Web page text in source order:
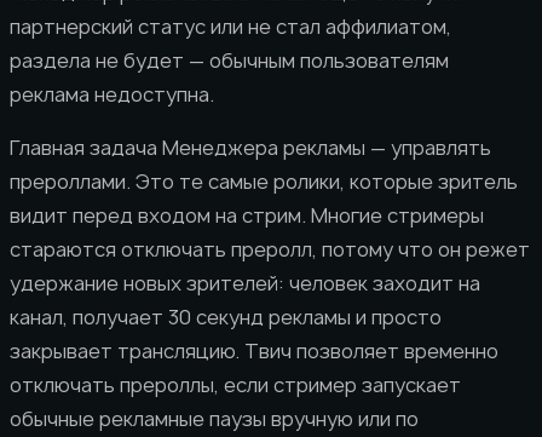
партнерский статус или не стал аффилиатом,
раздела не будет — обычным пользователям
реклама недоступна.
Главная задача Менеджера рекламы — управлять
прероллами. Это те самые ролики, которые зритель
видит перед входом на стрим. Многие стримеры
стараются отключать преролл, потому что он режет
удержание новых зрителей: человек заходит на
канал, получает 30 секунд рекламы и просто
закрывает трансляцию. Твич позволяет временно
отключать прероллы, если стример запускает
обычные рекламные паузы вручную или по